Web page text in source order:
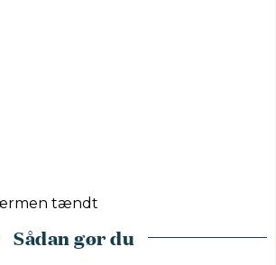
tændt
Sådan gør du